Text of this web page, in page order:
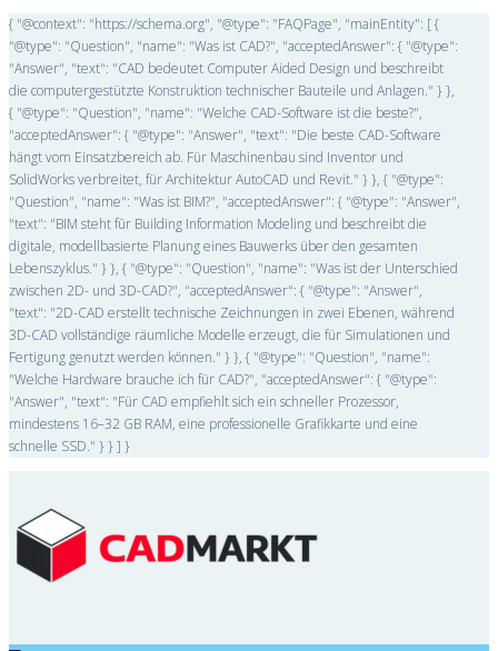
{ "@context": "https://schema.org", "@type": "FAQPage", "mainEntity": [ {
"@type": "Question", "name": "Was ist CAD?", "acceptedAnswer": { "@type":
"Answer", "text": "CAD bedeutet Computer Aided Design und beschreibt
die computergestützte Konstruktion technischer Bauteile und Anlagen." } },
{ "@type": "Question", "name": "Welche CAD-Software ist die beste?",
"acceptedAnswer": { "@type": "Answer", "text": "Die beste CAD-Software
hängt vom Einsatzbereich ab. Für Maschinenbau sind Inventor und
SolidWorks verbreitet, für Architektur AutoCAD und Revit." } }, { "@type":
"Question", "name": "Was ist BIM?", "acceptedAnswer": { "@type": "Answer",
"text": "BIM steht für Building Information Modeling und beschreibt die
digitale, modellbasierte Planung eines Bauwerks über den gesamten
Lebenszyklus." } }, { "@type": "Question", "name": "Was ist der Unterschied
zwischen 2D- und 3D-CAD?", "acceptedAnswer": { "@type": "Answer",
"text": "2D-CAD erstellt technische Zeichnungen in zwei Ebenen, während
3D-CAD vollständige räumliche Modelle erzeugt, die für Simulationen und
Fertigung genutzt werden können." } }, { "@type": "Question", "name":
"Welche Hardware brauche ich für CAD?", "acceptedAnswer": { "@type":
"Answer", "text": "Für CAD empfiehlt sich ein schneller Prozessor,
mindestens 16–32 GB RAM, eine professionelle Grafikkarte und eine
schnelle SSD." } } ] }